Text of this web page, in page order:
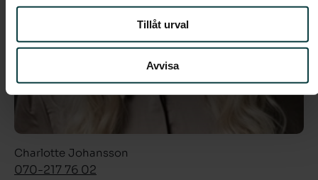
Tillåt urval
Avvisa
Charlotte Johansson
070-217 76 02